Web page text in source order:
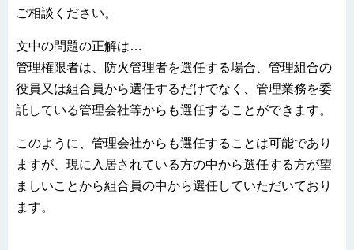
ご相談ください。
文中の問題の正解は…
管理権限者は、防火管理者を選任する場合、管理組合の
役員又は組合員から選任するだけでなく、管理業務を委
託している管理会社等からも選任することができます。
このように、管理会社からも選任することは可能であり
ますが、現に入居されている方の中から選任する方が望
ましいことから組合員の中から選任していただいており
ます。